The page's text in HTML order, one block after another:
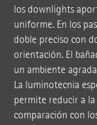
los downlights
uniforme. En los
doble preciso con
orientación. El
un ambiente
La luminotecnia
permite reducir a
comparación con